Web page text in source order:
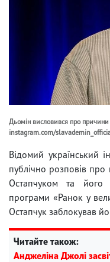
Дьомін висловився про
instagram.com/
Відомий український
публічно розповів
Остапчуком та
програми «Ранок у
Остапчук заблокував
Читайте також:
Анджеліна Джолі